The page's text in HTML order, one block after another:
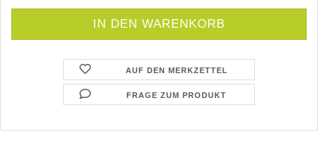
AUF DEN MERKZETTEL
FRAGE ZUM PRODUKT